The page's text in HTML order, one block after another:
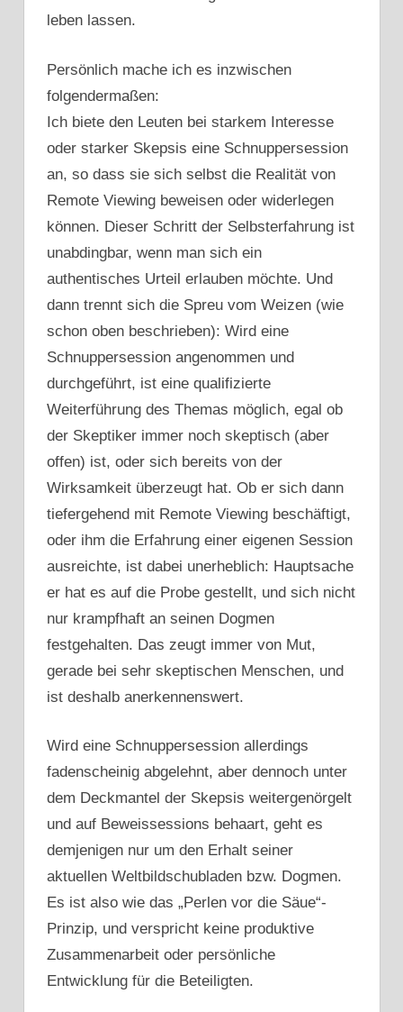
leben lassen.
Persönlich mache ich es inzwischen
folgendermaßen:
Ich biete den Leuten bei starkem Interesse
oder starker Skepsis eine Schnuppersession
an, so dass sie sich selbst die Realität von
Remote Viewing beweisen oder widerlegen
können. Dieser Schritt der Selbsterfahrung ist
unabdingbar, wenn man sich ein
authentisches Urteil erlauben möchte. Und
dann trennt sich die Spreu vom Weizen (wie
schon oben beschrieben): Wird eine
Schnuppersession angenommen und
durchgeführt, ist eine qualifizierte
Weiterführung des Themas möglich, egal ob
der Skeptiker immer noch skeptisch (aber
offen) ist, oder sich bereits von der
Wirksamkeit überzeugt hat. Ob er sich dann
tiefergehend mit Remote Viewing beschäftigt,
oder ihm die Erfahrung einer eigenen Session
ausreichte, ist dabei unerheblich: Hauptsache
er hat es auf die Probe gestellt, und sich nicht
nur krampfhaft an seinen Dogmen
festgehalten. Das zeugt immer von Mut,
gerade bei sehr skeptischen Menschen, und
ist deshalb anerkennenswert.
Wird eine Schnuppersession allerdings
fadenscheinig abgelehnt, aber dennoch unter
dem Deckmantel der Skepsis weitergenörgelt
und auf Beweissessions behaart, geht es
demjenigen nur um den Erhalt seiner
aktuellen Weltbildschubladen bzw. Dogmen.
Es ist also wie das „Perlen vor die Säue“-
Prinzip, und verspricht keine produktive
Zusammenarbeit oder persönliche
Entwicklung für die Beteiligten.